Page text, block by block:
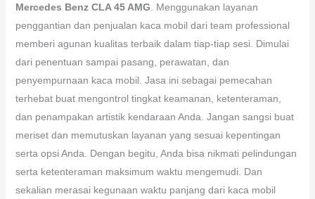
Mercedes Benz CLA 45 AMG . Menggunakan layanan
penggantian dan penjualan kaca mobil dari team professional
memberi agunan kualitas terbaik dalam tiap-tiap sesi. Dimulai
dari penentuan sampai pasang, perawatan, dan
penyempurnaan kaca mobil. Jasa ini sebagai pemecahan
terhebat buat mengontrol tingkat keamanan, ketenteraman,
dan penampakan artistik kendaraan Anda. Jangan sangsi buat
meriset dan memutuskan layanan yang sesuai kepentingan
serta opsi Anda. Dengan begitu, Anda bisa nikmati pelindungan
serta ketenteraman maksimum waktu mengemudi. Dan
sekalian merasai kegunaan waktu panjang dari kaca mobil